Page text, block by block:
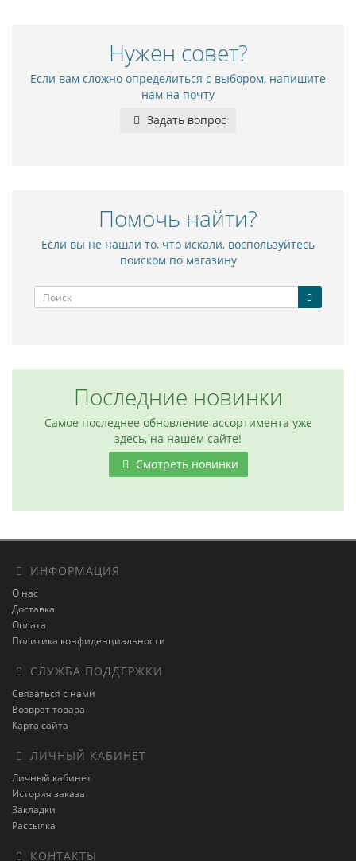
Нужен совет?
Если вам сложно определиться с выбором, напишите
нам на почту
Задать вопрос
Помочь найти?
Если вы не нашли то, что искали, воспользуйтесь
поиском по магазину
Последние новинки
Самое последнее обновление ассортимента уже
здесь, на нашем сайте!
Смотреть новинки
ИНФОРМАЦИЯ
О нас
Доставка
Оплата
Политика конфиденциальности
СЛУЖБА ПОДДЕРЖКИ
Связаться с нами
Возврат товара
Карта сайта
ЛИЧНЫЙ КАБИНЕТ
Личный кабинет
История заказа
Закладки
Рассылка
КОНТАКТЫ